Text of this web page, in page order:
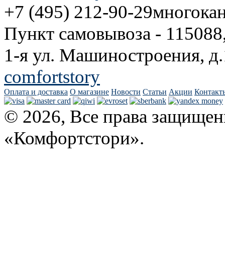
+7 (495) 212-90-29
Пункт самовывоза -
1-я ул. Машиностроения,
comfortstory
Оплата и доставка О магазине Новости Статьи Акции
© 2026, Все права
«Комфортстори».